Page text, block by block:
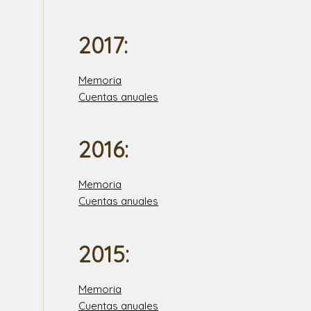
2017:
Memoria
Cuentas anuales
2016:
Memoria
Cuentas anuales
2015:
Memoria
Cuentas anuales